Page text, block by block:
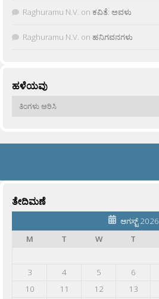
Raghuramu N.V. on ಕವಿತೆ: ಅವಳು
Raghuramu N.V. on ಹನಿಗವನಗಳು
ಹಳೆಯವು
ಹಳೆಯವು
ತೇದಿಮಣೆ
ಆಗಸ್ಟ್ 2026
M
T W T
3
4 5 6
10
11 12 13